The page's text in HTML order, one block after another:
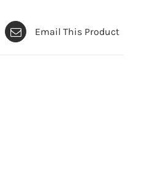
Email This Product